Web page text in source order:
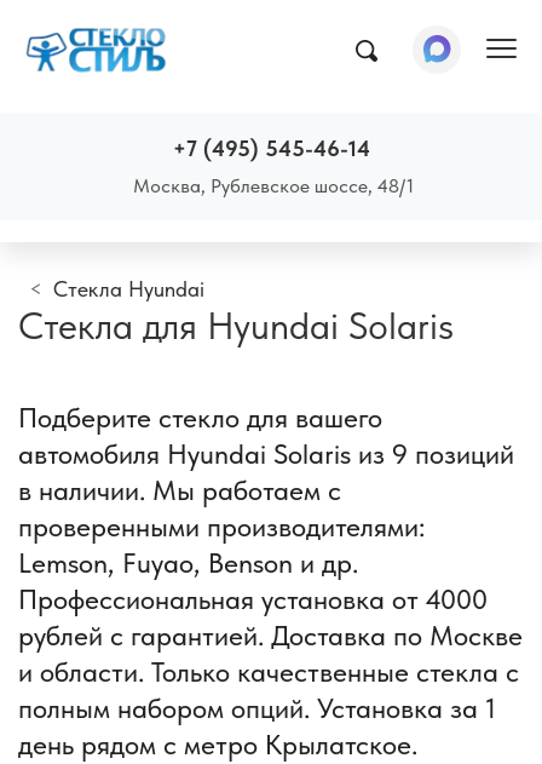
+7 (495) 545-46-14
Москва, Рублевское шоссе, 48/1
Стекла Hyundai
Стекла для Hyundai Solaris
Подберите стекло для вашего
автомобиля Hyundai Solaris из 9 позиций
в наличии. Мы работаем с
проверенными производителями:
Lemson, Fuyao, Benson и др.
Профессиональная установка от 4000
рублей с гарантией. Доставка по Москве
и области. Только качественные стекла с
полным набором опций. Установка за 1
день рядом с метро Крылатское.